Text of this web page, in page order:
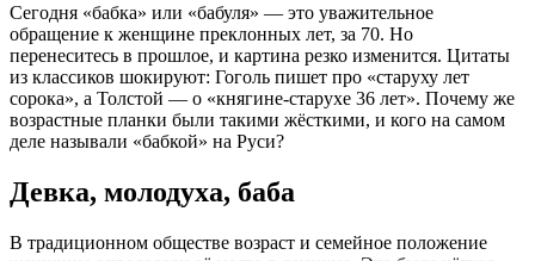
Сегодня «бабка» или «бабуля» — это уважительное
обращение к женщине преклонных лет, за 70. Но
перенеситесь в прошлое, и картина резко изменится. Цитаты
из классиков шокируют: Гоголь пишет про «старуху лет
сорока», а Толстой — о «княгине-старухе 36 лет». Почему же
возрастные планки были такими жёсткими, и кого на самом
деле называли «бабкой» на Руси?
Девка, молодуха, баба
В традиционном обществе возраст и семейное положение